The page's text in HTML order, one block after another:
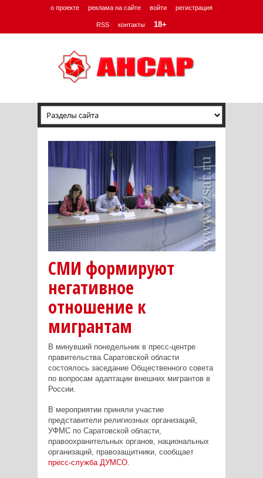
о проекте реклама на сайте войти регистрация
RSS контакты 18+
СМИ формируют
негативное
отношение к
мигрантам
В минувший понедельник в пресс-центре
правительства Саратовской области
состоялось заседание Общественного совета
по вопросам адаптации внешних мигрантов в
России.
В мероприятии приняли участие
представители религиозных организаций,
УФМС по Саратовской области,
правоохранительных органов, национальных
организаций, правозащитники, сообщает
пресс-служба ДУМСО.